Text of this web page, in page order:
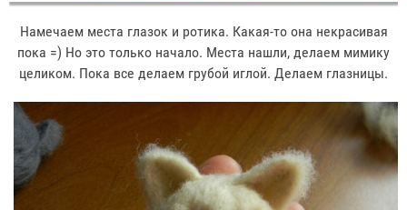
Намечаем места глазок и ротика. Какая-то она некрасивая
пока =) Но это только начало. Места нашли, делаем мимику
целиком. Пока все делаем грубой иглой. Делаем глазницы.